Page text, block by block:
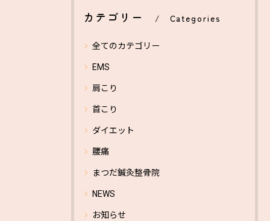
カテゴリー Categories
全てのカテゴリー
EMS
肩こり
首こり
ダイエット
腰痛
まつだ鍼灸整骨院
NEWS
お知らせ